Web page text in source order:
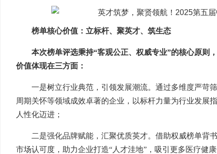
榜单核心价值：立标杆、聚英才、筑生态
本次榜单评选秉持“客观公正、权威专业”的核心原则
价值体现在三方面：
一是树立行业典范，引领发展潮流。通过多维度严苛
周期关怀等领域成效卓著的企业，以标杆力量为行业发展
人性化迈进；
二是强化品牌赋能，汇聚优质英才。借助权威榜单背
市场认可度，助力企业打造“人才洼地”，吸引更多医疗健